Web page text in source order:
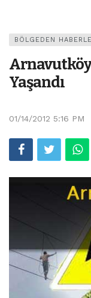
BÖLGEDEN
Yaşandı
01/14/2012 5:16 PM